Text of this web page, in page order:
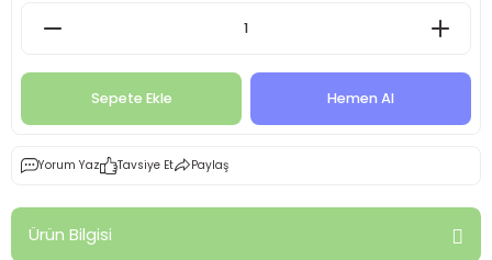
Sepete Ekle Hemen Al
Yorum Yaz Tavsiye Et Paylaş
Ürün Bilgisi